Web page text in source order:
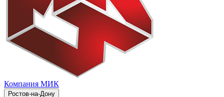
Компания МИК
Ростов-на-Дону